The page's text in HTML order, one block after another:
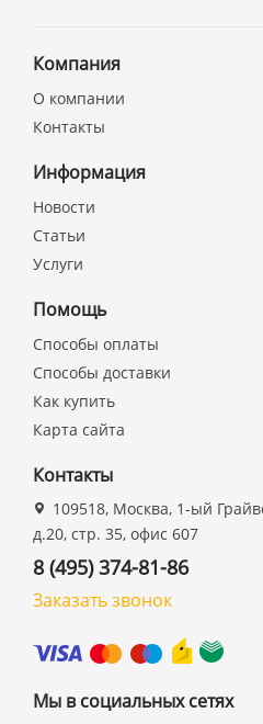
Компания
О компании
Контакты
Информация
Новости
Статьи
Услуги
Помощь
Способы оплаты
Способы доставки
Как купить
Карта сайта
Контакты
109518, Москва, 1-ый
д.20, стр. 35, офис 607
8 (495) 374-81-86
Заказать звонок
Мы в социальных сетях